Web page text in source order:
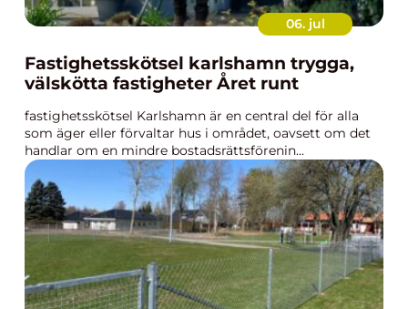
06. jul
Fastighetsskötsel karlshamn trygga,
välskötta fastigheter Året runt
fastighetsskötsel Karlshamn är en central del för alla
som äger eller förvaltar hus i området, oavsett om det
handlar om en mindre bostadsrättsförenin...